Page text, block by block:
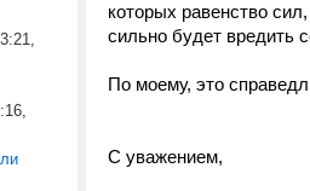
которых равенство
сильно будет вредить
По моему, это
С уважением,